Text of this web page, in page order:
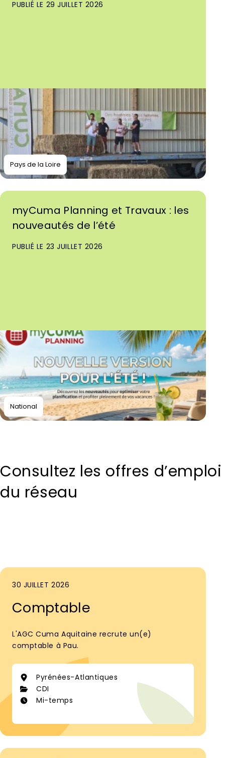
PUBLIÉ LE 29 JUILLET 2026
Pays de la Loire
myCuma Planning et Travaux : les
nouveautés de l’été
PUBLIÉ LE 23 JUILLET 2026
National
Consultez les offres d’emploi
du réseau
30 JUILLET 2026
Comptable
L'AGC Cuma Aquitaine recrute un(e)
comptable à Pau.
Pyrénées-Atlantiques
CDI
Mi-temps